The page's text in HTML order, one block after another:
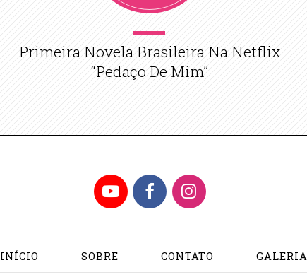
Primeira Novela Brasileira Na Netflix
“Pedaço De Mim”
YouTubeFacebookInstagram
INÍCIO SOBRE CONTATO GALERIA